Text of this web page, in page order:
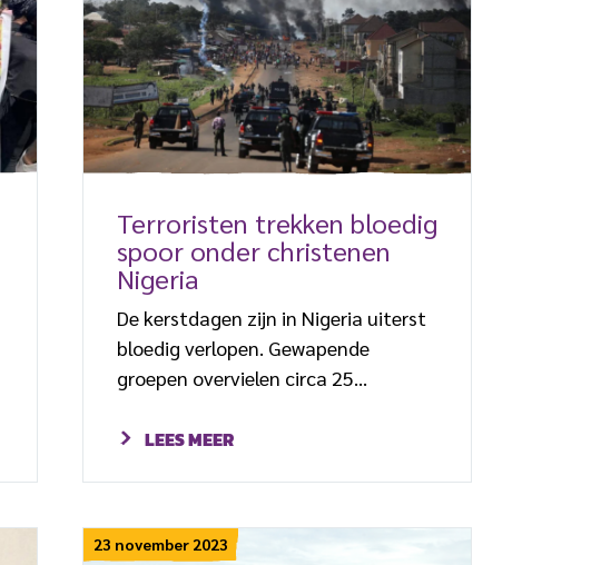
een van de meer dan honderd meisjes
die op 19 februari 2018 van hun
school werden ontvoerd door de
terreurbeweging Boko Haram.
Tragisch […]
Terroristen trekken bloedig
spoor onder christenen
Nigeria
De kerstdagen zijn in Nigeria uiterst
bloedig verlopen. Gewapende
groepen overvielen circa 25
deelstaten Plateau en Taraba. Naar
autoriteiten. Terroristen richtten
vlak voor Kerst een bloedbad aan in
LEES MEER
23 november 2023